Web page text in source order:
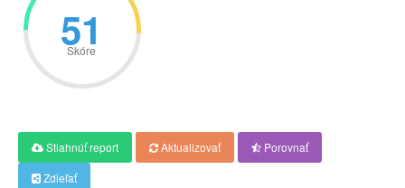
51
Skóre
Stiahnúť report Aktualizovať
Porovnať
Zdieľať